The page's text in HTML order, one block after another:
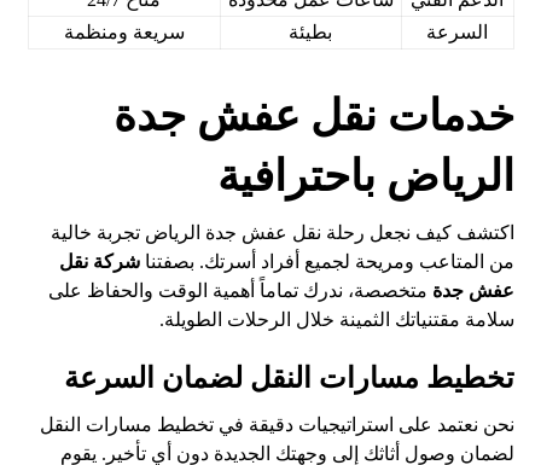
السرعة
بطيئة سريعة ومنظمة
خدمات نقل عفش جدة
الرياض باحترافية
اكتشف كيف نجعل رحلة نقل عفش جدة الرياض تجربة خالية
من المتاعب ومريحة لجميع أفراد أسرتك. بصفتناشركة نقل
عفش جدة متخصصة، ندرك تماماً أهمية الوقت والحفاظ على
سلامة مقتنياتك الثمينة خلال الرحلات الطويلة.
تخطيط مسارات النقل لضمان السرعة
نحن نعتمد على استراتيجيات دقيقة في تخطيط مسارات النقل
لضمان وصول أثاثك إلى وجهتك الجديدة دون أي تأخير. يقوم